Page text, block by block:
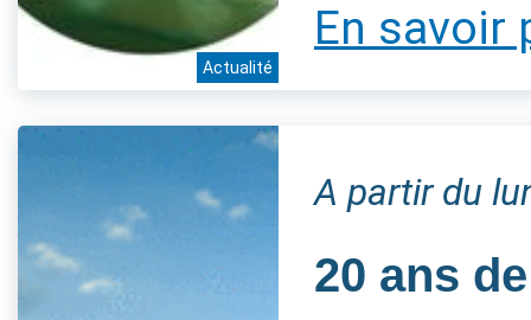
Actualité
En savoir
A partir du
20 ans